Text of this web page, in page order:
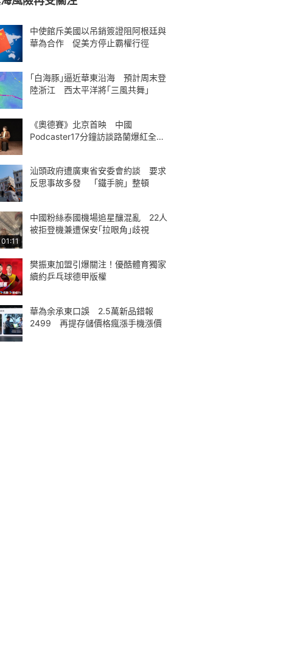
中使館斥美國以吊銷簽證阻阿根廷與
華為合作 促美方停止霸權行徑
｢白海豚｣逼近華東沿海 預計周末登
陸浙江 西太平洋將｢三風共舞｣
《奧德賽》北京首映 中國
Podcaster17分鐘訪談路蘭爆紅全球
汕頭政府遭廣東省安委會約談 要求
反思事故多發 「鐵手腕」整頓
01:11
中國粉絲泰國機場追星釀混亂 22人
被拒登機兼遭保安｢拉眼角｣歧視
樊振東加盟引爆關注！優酷體育獨家
續約乒乓球德甲版權
華為余承東口誤 2.5萬新品錯報
2499 再提存儲價格瘋漲手機漲價